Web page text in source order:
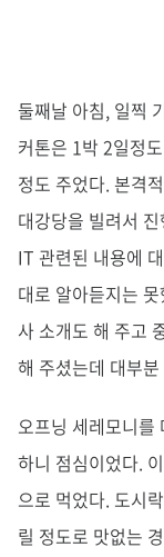
둘째날 아침, 일찍
커톤은 1박 2일정
정도 주었다. 본격
대강당을 빌려서
IT 관련된 내용에
대로 알아듣지는
사 소개도 해 주고
해 주셨는데 대부
오프닝 세레모니를
하니 점심이었다.
으로 먹었다. 도시
릴 정도로 맛없는